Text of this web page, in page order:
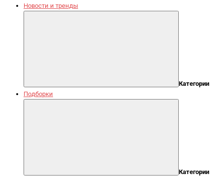
Новости и тренды
Категории
Подборки
Категории